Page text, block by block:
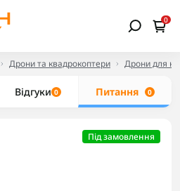
0
Дрони та квадрокоптери Дрони для
Відгуки 0 Питання 0
Під замовлення